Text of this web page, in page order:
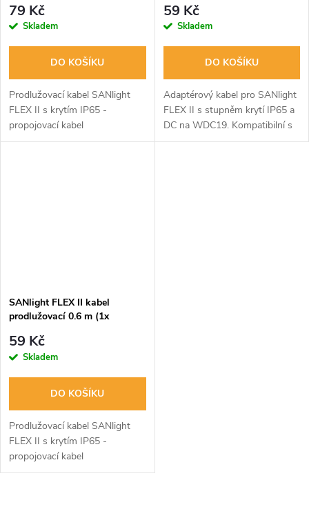
79 Kč
Skladem
DO KOŠÍKU
Prodlužovací kabel SANlight
FLEX II s krytím IP65 -
propojovací kabel
WDC19/WDC19 dlouhý 1 m.
59 Kč
Skladem
DO KOŠÍKU
Adaptérový kabel pro SANlight
FLEX II s stupněm krytí IP65 a
DC na WDC19. Kompatibilní s
řadou SANlight FLEX II.
SANlight FLEX II kabel
prodlužovací 0.6 m (1x
samice)
59 Kč
Skladem
DO KOŠÍKU
Prodlužovací kabel SANlight
FLEX II s krytím IP65 -
propojovací kabel
WDC19/WDC19 dlouhý 0,6 m.